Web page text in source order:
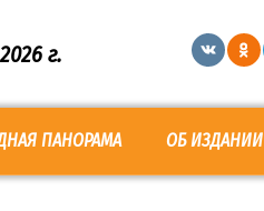
г.
ПАНОРАМА ОБ ИЗДАНИИ